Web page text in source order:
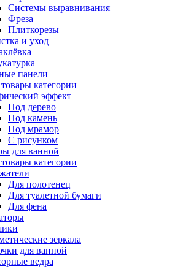
Системы выравнивания
Фреза
Плиткорезы
и уход
панели
категории
эффект
Под дерево
Под камень
Под мрамор
С рисунком
для ванной
категории
Для полотенец
Для туалетной бумаги
Для фена
зеркала
для ванной
ведра